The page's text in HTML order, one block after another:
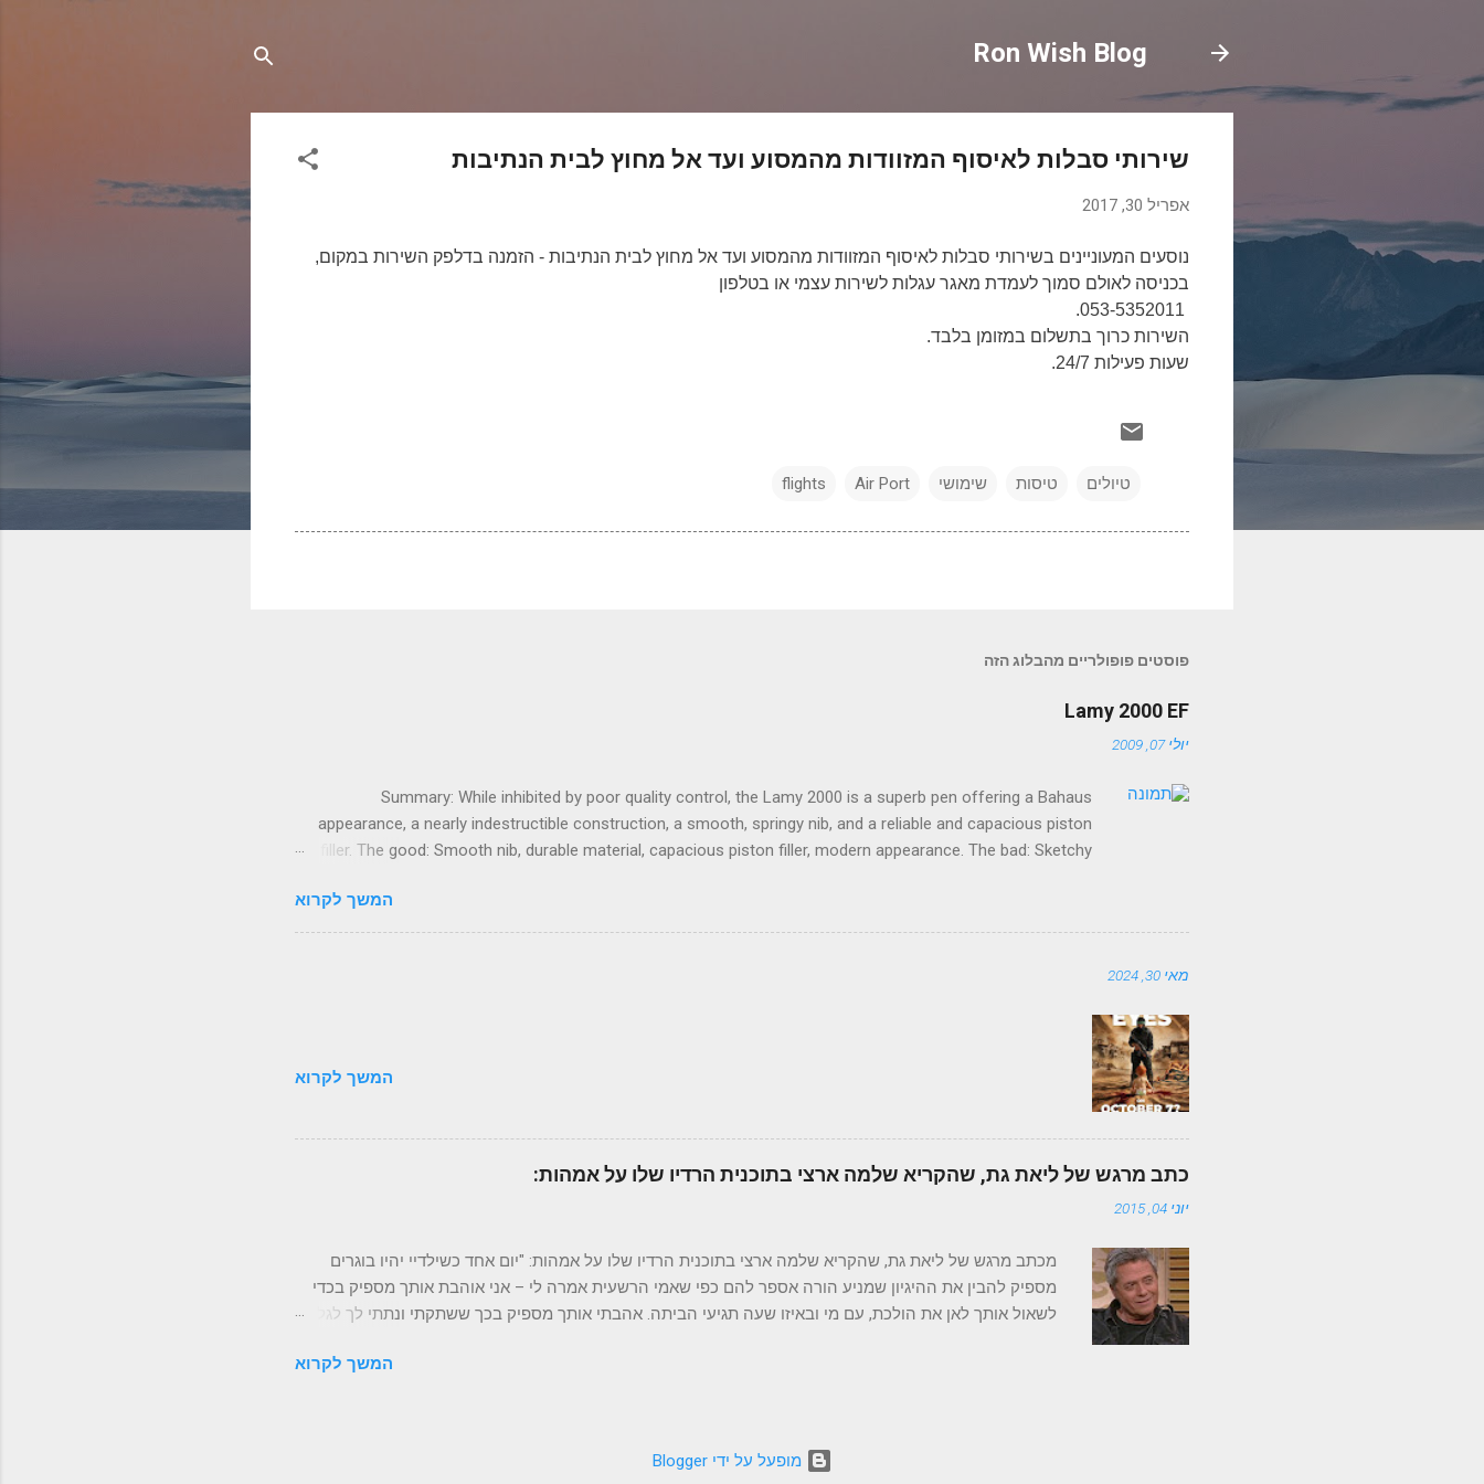
Ron Wish Blog
שירותי סבלות לאיסוף המזוודות מהמסוע ועד אל מחוץ לבית הנתיבות
אפריל 30, 2017
נוסעים המעוניינים בשירותי סבלות לאיסוף המזוודות מהמסוע ועד אל מחוץ לבית הנתיבות - הזמנה בדלפק השירות במקום,
בכניסה לאולם סמוך לעמדת מאגר עגלות לשירות עצמי או בטלפון
השירות כרוך בתשלום במזומן בלבד.
שעות פעילות 24/7.​
טיולים טיסות שימושי Air Port
flights
פוסטים פופולריים מהבלוג הזה
Lamy 2000 EF
יולי 07, 2009
Summary: While inhibited by poor quality control, the Lamy 2000 is a superb pen offering a Bahaus
appearance, a nearly indestructible construction, a smooth, springy nib, and a reliable and capacious piston
filler. The good: Smooth nib, durable material, capacious piston filler, modern appearance. The bad: Sketchy
~~~~~~~~~~~~~~~~~~~~~~~~~~~~~~ Pens are emblems of the era. One can easily imagine an elderly
man sitting high above the rolling English plains in a mansion in the 1940's, at an oak desk penning a letter with
המשך לקרוא
מאי 30, 2024
המשך לקרוא
כתב מרגש של ליאת גת, שהקריא שלמה ארצי בתוכנית הרדיו שלו על אמהות:
יוני 04, 2015
מכתב מרגש של ליאת גת, שהקריא שלמה ארצי בתוכנית הרדיו שלו על אמהות: "יום אחד כשילדיי יהיו בוגרים
מספיק להבין את ההיגיון שמניע הורה אספר להם כפי שאמי הרשעית אמרה לי – אני אוהבת אותך מספיק בכדי
לשאול אותך לאן את הולכת, עם מי ובאיזו שעה תגיעי הביתה. אהבתי אותך מספיק בכך ששתקתי ונתתי לך לגלות
החדר, עבודה שהייתה אמורה לקחת רבע שעה. אהבתי אותך מספיק בכך שהראתי לך כעס, אכזבה, דמעות
כשידעתי שתשנאי אותי אחר-כך בגלל זה. אלה היו הקרבות הכי קשים. אני מניחה שניצחתי בהם כי בסוף גם את
ניצחת. יום אחד כשילדייך יהיו מספיק בוגרים, להבין את ההיגיון שמניע הורים, את תגידי להם בודאי – 'כן, אמא
המשך לקרוא
‏מופעל על ידי Blogger